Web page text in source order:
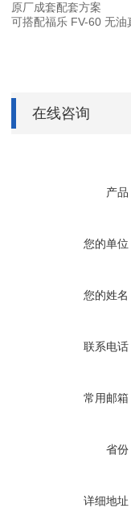
原厂成套配套方案
可搭配福乐 FV-60 无
在线咨询
产品
您的单位
您的姓名
联系电话
常用邮箱
省份
详细地址